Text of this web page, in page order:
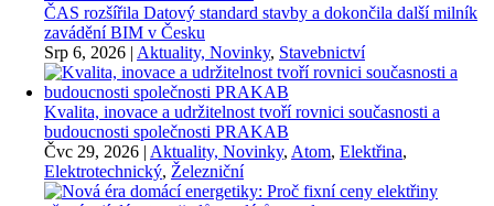
ČAS rozšířila Datový standard stavby a dokončila další milník
zavádění BIM v Česku
Srp 6, 2026 | Aktuality, Novinky, Stavebnictví
Kvalita, inovace a udržitelnost tvoří rovnici současnosti a
budoucnosti společnosti PRAKAB
Čvc 29, 2026 | Aktuality, Novinky, Atom, Elektřina,
Elektrotechnický, Železniční